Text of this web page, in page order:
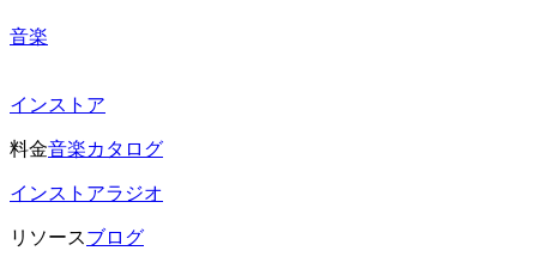
音楽
インストア
料金音楽カタログ
インストアラジオ
リソースブログ